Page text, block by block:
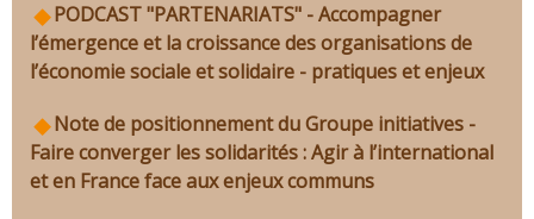
PODCAST "PARTENARIATS" - Accompagner
l’émergence et la croissance des organisations de
l’économie sociale et solidaire - pratiques et enjeux
Note de positionnement du Groupe initiatives -
Faire converger les solidarités : Agir à l’international
et en France face aux enjeux communs